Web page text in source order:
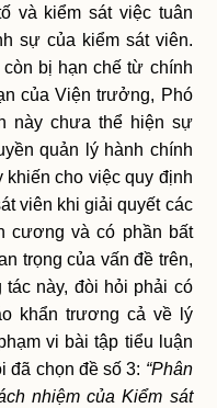
và kiểm sát việc tuân
sự của kiểm sát viên.
bị hạn chế từ chính
của Viện trưởng, Phó
này chưa thể hiện sự
quản lý hành chính
khiến cho việc quy định
viên khi giải quyết các
cương và có phần bất
trọng của vấn đề trên,
này, đòi hỏi phải có
khẩn trương cả về lý
vi bài tập tiểu luận
đã chọn đề số 3: “Phân
nhiệm của Kiểm sát